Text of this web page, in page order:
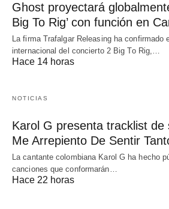
Ghost proyectará
Big To Rig’ con función en
La firma Trafalgar Releasing ha confirmado
internacional del concierto 2 Big To Rig,…
Hace 14 horas
NOTICIAS
Karol G presenta tracklist de
Me Arrepiento De Sentir
La cantante colombiana Karol G ha hecho
canciones que conformarán…
Hace 22 horas